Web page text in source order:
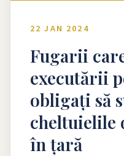
22 JAN 2024
Fugarii
executării
obligați să
cheltuielile
în țară